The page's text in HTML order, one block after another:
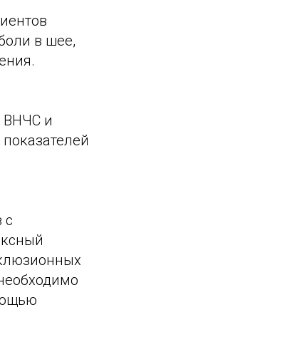
в шее,
ВНЧС и
с